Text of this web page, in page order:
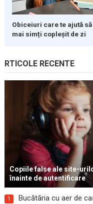
Obiceiuri care te ajută să
mai simți copleșit de zi
RTICOLE RECENTE
Copiile false ale site-
înainte de autentificare
1
Bucătăria cu aer de